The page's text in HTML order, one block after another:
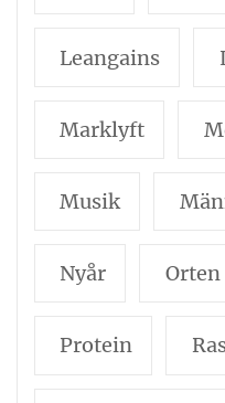
Leangains
Marklyft
Musik
Nyår Orten
Protein